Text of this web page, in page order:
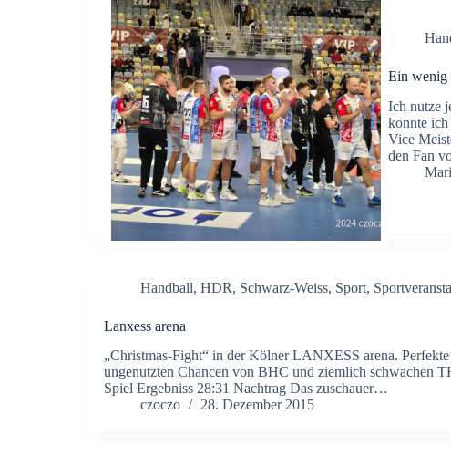
Ein wenig
Ich nutze
konnte ich
Vice
den Fan
Handball, HDR, Schwarz-Weiss, Sport,
Lanxess arena
„Christmas-Fight“ in der Kölner LANXESS arena.
ungenutzten Chancen von BHC und ziemlich schwachen
Spiel Ergebniss 28:31 Nachtrag Das zuschauer…
czoczo
28. Dezember 2015